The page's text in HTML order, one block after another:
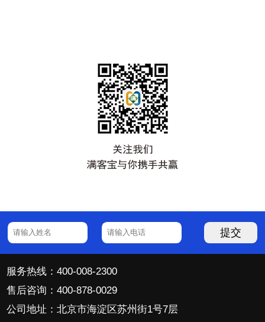
提交
服务热线：400-008-2300
售后咨询：400-878-0029
公司地址：北京市海淀区苏州街1号7层